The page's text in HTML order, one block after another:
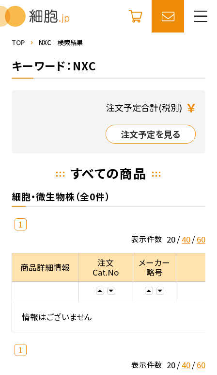
TOP NXC 検索結果
キーワード：NXC
注文予定合計(税別) ￥
注文予定を見る
すべての商品
細胞・微生物株（全0件）
1
表示件数 20 40 60
商品詳細情報
注文
Cat.No
メーカー
略号
情報はございません
1
表示件数 20 40 60